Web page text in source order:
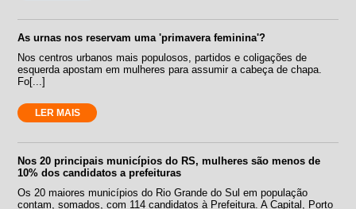
As urnas nos reservam uma 'primavera feminina'?
Nos centros urbanos mais populosos, partidos e coligações de
esquerda apostam em mulheres para assumir a cabeça de chapa.
Fo[...]
LER MAIS
Nos 20 principais municípios do RS, mulheres são menos de
10% dos candidatos a prefeituras
Os 20 maiores municípios do Rio Grande do Sul em população
contam, somados, com 114 candidatos à Prefeitura. A Capital, Porto